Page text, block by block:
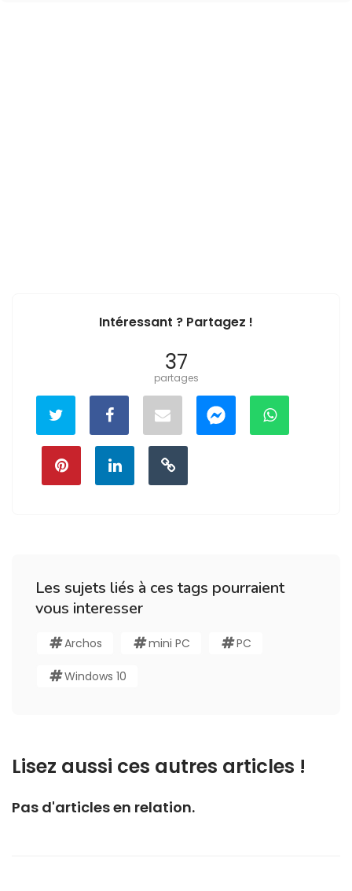
Intéressant ? Partagez !
37
partages
Les sujets liés à ces tags pourraient
vous interesser
Archos mini PC PC
Windows 10
Lisez aussi ces autres articles !
Pas d'articles en relation.